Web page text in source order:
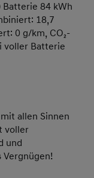
Batterie 84 kWh
18,7
0 g/km, CO₂-
voller Batterie
allen Sinnen
voller
und